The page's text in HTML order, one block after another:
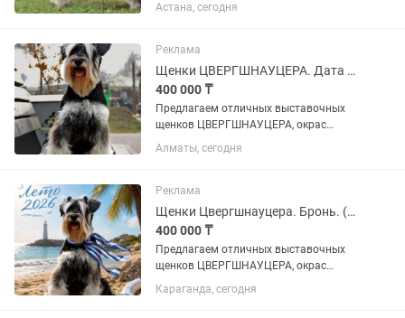
29,07,26 Не купированные (в помете 2
родословная РКФ от лучших...
Астана, сегодня
Реклама
Щенки ЦВЕРГШНАУЦЕРА. Дата рождения 29,07,26
400 000 ₸
Предлагаем отличных выставочных
щенков ЦВЕРГШНАУЦЕРА, окрас
черный с серебром. Дата рождения
29,07,26 Не купированные (в помете 2
родословная РКФ от лучших...
Алматы, сегодня
Реклама
Щенки Цвергшнауцера. Бронь. (29,07,26)
400 000 ₸
Предлагаем отличных выставочных
щенков ЦВЕРГШНАУЦЕРА, окрас
черный с серебром. Дата рождения
29,07,26 Не купированные (в помете 2
Караганда, сегодня